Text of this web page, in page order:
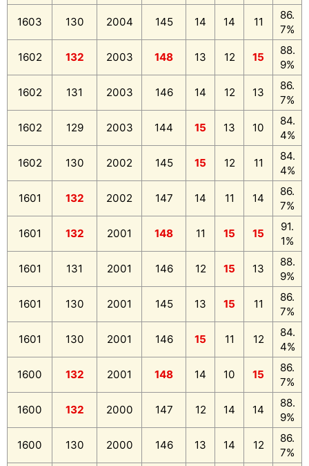
1603 130 2004 145 14 14 11
86.
7%
1602 132 2003 148 13 12 15
88.
9%
1602 131 2003 146 14 12 13
86.
7%
1602 129 2003 144 15 13 10
84.
4%
1602 130 2002 145 15 12 11
84.
4%
1601 132 2002 147 14 11 14
86.
7%
1601 132 2001 148 11 15 15
91.
1%
1601 131 2001 146 12 15 13
88.
9%
1601 130 2001 145 13 15 11
86.
7%
1601 130 2001 146 15 11 12
84.
4%
1600 132 2001 148 14 10 15
86.
7%
1600 132 2000 147 12 14 14
88.
9%
1600 130 2000 146 13 14 12
86.
7%